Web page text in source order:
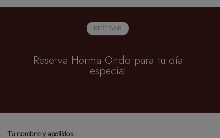
RESERVAR
Reserva Horma Ondo para tu día
especial
Tu nombre y apellidos